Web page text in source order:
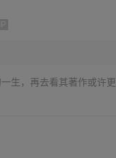
生，再去看其著作或许